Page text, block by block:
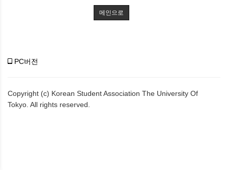
메인으로
PC버전
Copyright (c) Korean Student Association The University Of
Tokyo. All rights reserved.